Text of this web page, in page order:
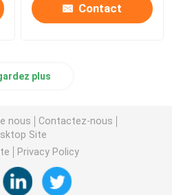
Contact
plus
nous
Contactez-nous
Site
Privacy Policy